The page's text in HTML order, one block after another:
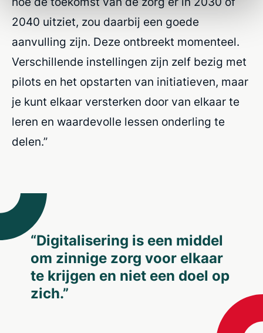
2040 uitziet, zou daarbij een goede
aanvulling zijn. Deze ontbreekt momenteel.
Verschillende instellingen zijn zelf bezig met
pilots en het opstarten van initiatieven, maar
je kunt elkaar versterken door van elkaar te
leren en waardevolle lessen onderling te
delen.”
“Digitalisering is een middel
om zinnige zorg voor elkaar
te krijgen en niet een doel op
zich.”